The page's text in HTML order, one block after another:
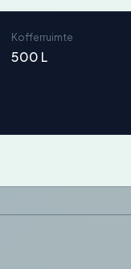
Kofferruimte
500 L